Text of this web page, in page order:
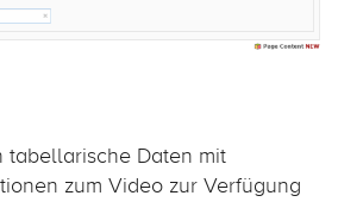
tabellarische Daten mit
zum Video zur Verfügung